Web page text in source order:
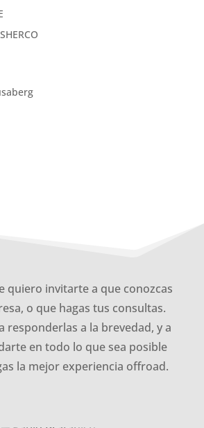
quiero invitarte a que conozcas
o que hagas tus consultas.
responderlas a la brevedad, y a
en todo lo que sea posible
la mejor experiencia offroad.